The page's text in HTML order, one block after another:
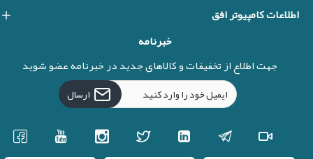
اطلاعات کامپیوتر افق
خبرنامه
جهت اطلاع از تخفیفات و کالاهای جدید در خبرنامه عضو شوید
ارسال